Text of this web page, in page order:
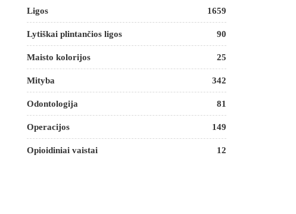
Ligos 1659
Lytiškai plintančios ligos 90
Maisto kolorijos 25
Mityba 342
Odontologija 81
Operacijos 149
Opioidiniai vaistai 12